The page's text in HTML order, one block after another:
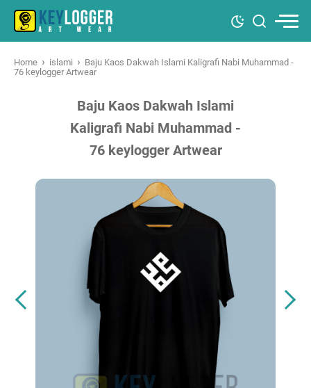
Home › islami › Baju Kaos Dakwah Islami Kaligrafi Nabi Muhammad -
76 keylogger Artwear
Baju Kaos Dakwah Islami
Kaligrafi Nabi Muhammad -
76 keylogger Artwear